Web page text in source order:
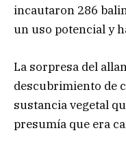
incautaron 286
un uso potencial y
La sorpresa del
descubrimiento de
sustancia vegetal
presumía que era